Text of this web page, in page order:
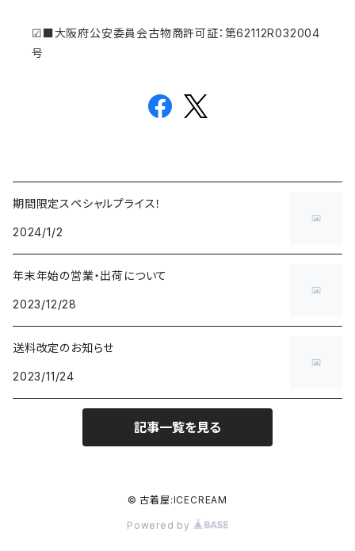
☑■大阪府公安委員会古物商許可証：第62112R032004
号
期間限定スペシャルプライス！
2024/1/2
年末年始の営業・出荷について
2023/12/28
送料改定のお知らせ
2023/11/24
記事一覧を見る
© 古着屋:ICECREAM
Powered by